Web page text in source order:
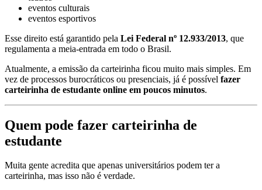
eventos culturais
eventos esportivos
Esse direito está garantido pela Lei Federal nº 12.933/2013, que
regulamenta a meia-entrada em todo o Brasil.
Atualmente, a emissão da carteirinha ficou muito mais simples. Em
vez de processos burocráticos ou presenciais, já é possível fazer
carteirinha de estudante online em poucos minutos.
Quem pode fazer carteirinha de
estudante
Muita gente acredita que apenas universitários podem ter a
carteirinha, mas isso não é verdade.